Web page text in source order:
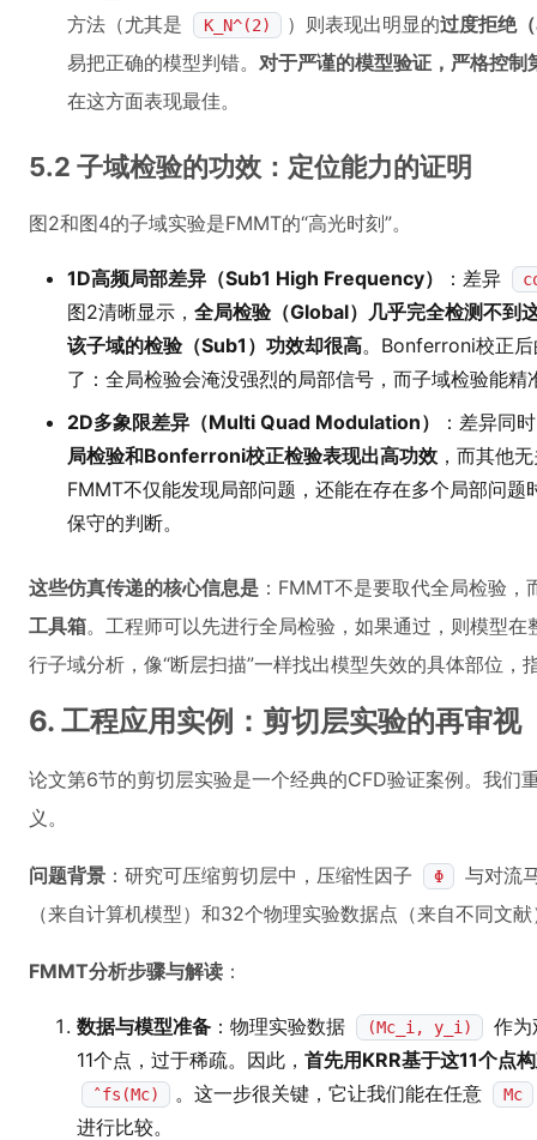
方法（尤其是
K_N^(2) ）则表现出明显的过度拒绝
易把正确的模型判错。 对于严谨的模型验证，严格控
在这方面表现最佳。
5.2 子域检验的功效：定位能力的证明
图2和图4的子域实验是FMMT的“高光时刻”。
1D高频局部差异（Sub1 High Frequency） ：差异
图2清晰显示， 全局检验（Global）几乎完全检测不到
该子域的检验（Sub1）功效却很高。Bonferroni校正
了：全局检验会淹没强烈的局部信号，而子域检验能精
2D多象限差异（Multi Quad Modulation）
：差异同
局检验和Bonferroni校正检验表现出高功效 ，而其他
FMMT不仅能发现局部问题，还能在存在多个局部问
保守的判断。
这些仿真传递的核心信息是 ：FMMT不是要取代全局检验，
工具箱。工程师可以先进行全局检验，如果通过，则模型
行子域分析，像“断层扫描”一样找出模型失效的具体部位，
6. 工程应用实例：剪切层实验的再审视
论文第6节的剪切层实验是一个经典的CFD验证案例。我们
义。
问题背景 ：研究可压缩剪切层中，压缩性因子 Φ
与对流
（来自计算机模型）和32个物理实验数据点（来自不同文
FMMT分析步骤与解读 ：
数据与模型准备 ：物理实验数据 (Mc_i, y_i)
作
11个点，过于稀疏。因此， 首先用KRR基于这11个点
ˆfs(Mc) 。这一步很关键，它让我们能在任意 Mc
进行比较。